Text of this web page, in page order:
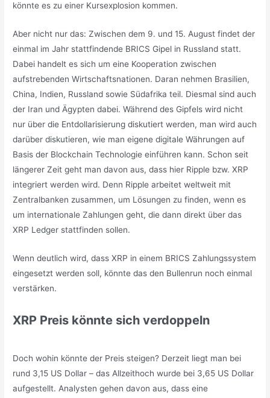
könnte es zu einer Kursexplosion kommen.
Aber nicht nur das: Zwischen dem 9. und 15. August findet der
einmal im Jahr stattfindende BRICS Gipel in Russland statt.
Dabei handelt es sich um eine Kooperation zwischen
aufstrebenden Wirtschaftsnationen. Daran nehmen Brasilien,
China, Indien, Russland sowie Südafrika teil. Diesmal sind auch
der Iran und Ägypten dabei. Während des Gipfels wird nicht
nur über die Entdollarisierung diskutiert werden, man wird auch
darüber diskutieren, wie man eigene digitale Währungen auf
Basis der Blockchain Technologie einführen kann. Schon seit
längerer Zeit geht man davon aus, dass hier Ripple bzw. XRP
integriert werden wird. Denn Ripple arbeitet weltweit mit
Zentralbanken zusammen, um Lösungen zu finden, wenn es
um internationale Zahlungen geht, die dann direkt über das
XRP Ledger stattfinden sollen.
Wenn deutlich wird, dass XRP in einem BRICS Zahlungssystem
eingesetzt werden soll, könnte das den Bullenrun noch einmal
verstärken.
XRP Preis könnte sich verdoppeln
Doch wohin könnte der Preis steigen? Derzeit liegt man bei
rund 3,15 US Dollar – das Allzeithoch wurde bei 3,65 US Dollar
aufgestellt. Analysten gehen davon aus, dass eine